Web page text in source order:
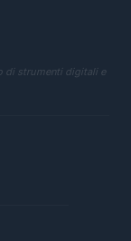
di strumenti digitali e